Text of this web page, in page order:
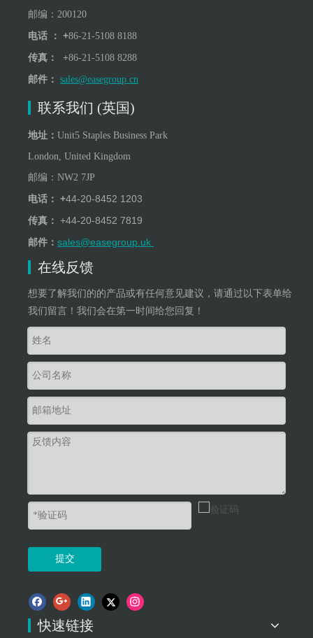
邮编：200120
电话 ： +86-21-5108 8188
传真： +86-21-5108 8288
邮件： sales@easegroup.cn
联系我们 (英国)
地址： Unit5 Staples Business Park
London, United Kingdom
邮编： NW2 7JP
电话： +44-20-8452 1203
传真： +44-20-8452 7819
邮件： sales@easegroup.uk
在线反馈
想要了解我们的的产品或有任何意见建议，请通过以下表单给
我们留言！我们会在第一时间给您回复！
提交
快速链接